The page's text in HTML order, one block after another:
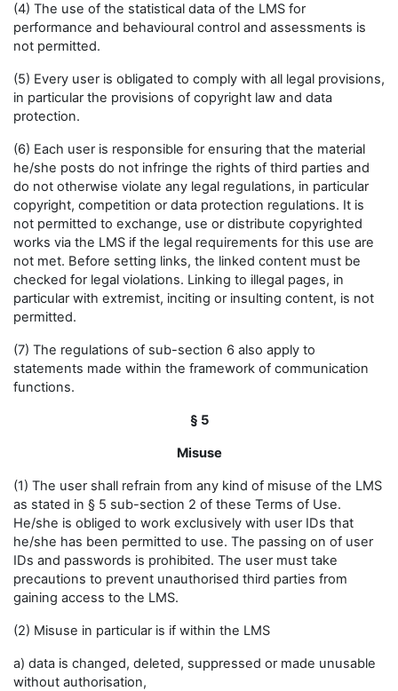
(4) The use of the statistical data of the LMS for
performance and behavioural control and assessments is
not permitted.
(5) Every user is obligated to comply with all legal provisions,
in particular the provisions of copyright law and data
protection.
(6) Each user is responsible for ensuring that the material
he/she posts do not infringe the rights of third parties and
do not otherwise violate any legal regulations, in particular
copyright, competition or data protection regulations. It is
not permitted to exchange, use or distribute copyrighted
works via the LMS if the legal requirements for this use are
not met. Before setting links, the linked content must be
checked for legal violations. Linking to illegal pages, in
particular with extremist, inciting or insulting content, is not
permitted.
(7) The regulations of sub-section 6 also apply to
statements made within the framework of communication
functions.
§ 5
Misuse
(1) The user shall refrain from any kind of misuse of the LMS
as stated in § 5 sub-section 2 of these Terms of Use.
He/she is obliged to work exclusively with user IDs that
he/she has been permitted to use. The passing on of user
IDs and passwords is prohibited. The user must take
precautions to prevent unauthorised third parties from
gaining access to the LMS.
(2) Misuse in particular is if within the LMS
a) data is changed, deleted, suppressed or made unusable
without authorisation,